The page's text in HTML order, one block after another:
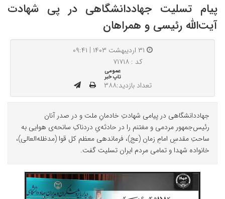
پیام تسلیت جهاددانشگاهی در پی شهادت
آیت‌الله رئیسی و همراهان
کد : ۷۱۷۱۸
عمومی
تاپ خبر
تعداد بازدید:۳۸۸
جهاددانشگاهی در پیامی شهادتِ خادمانِ ملت و در صدر آنان
رئیس‌جمهور مردمی و مغتنم را در حادثه‌یِ دردناکِ سانحه‌ی هوایی به
ساحتِ مقدسِ امامِ زمان (عج)، فرماندهی معظم کل قوا (مدظله‌العالی)،
خانواده شهدا و تمامی مردم ایران تسلیت گفت.